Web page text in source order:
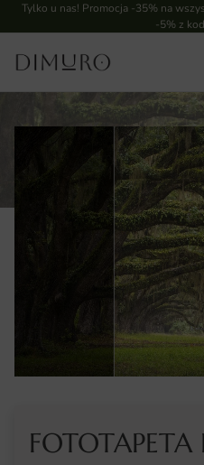
Tylko u nas! Promocja -35% na
-5% z